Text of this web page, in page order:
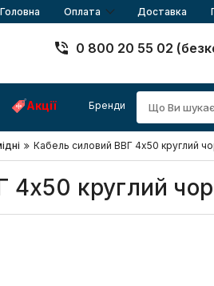
Головна Оплата Доставка
0 800 20 55 02
Акції Бренди
Кабель силовий ВВГ 4x50 круглий
4x50 круглий